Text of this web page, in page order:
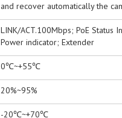
and recover automatically the
LINK/ACT.100Mbps; PoE Status
Power indicator; Extender
0℃~+55℃
20%~95%
-20℃~+70℃